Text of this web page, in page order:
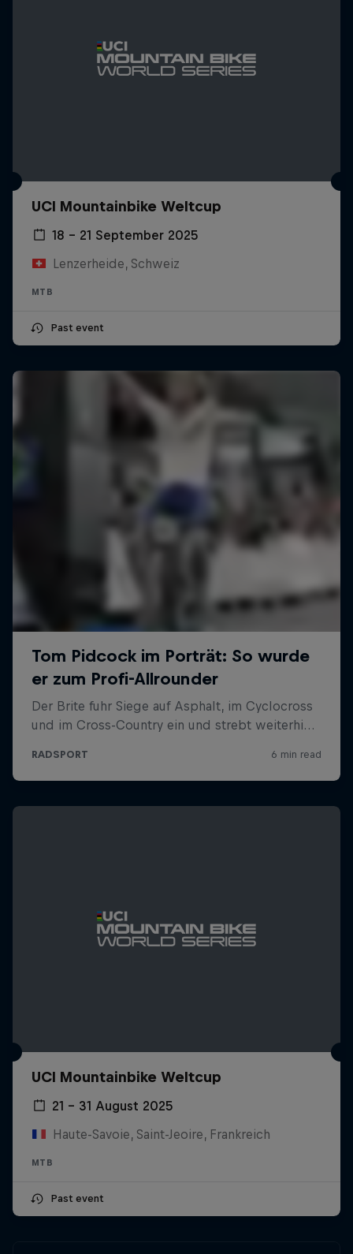
UCI Mountainbike Weltcup
18 – 21 September 2025
Lenzerheide, Schweiz
MTB
Past event
UCI Mountainbike Weltcup
21 – 31 August 2025
Haute-Savoie, Saint-Jeoire, Frankreich
MTB
Past event